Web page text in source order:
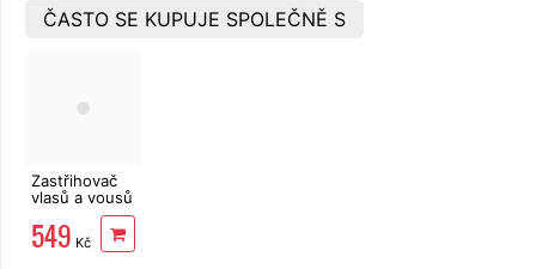
ČASTO SE KUPUJE SPOLEČNĚ S
Zastřihovač
vlasů a vousů
ROWENTA
TN1400F1
New Nomad
549 Kč